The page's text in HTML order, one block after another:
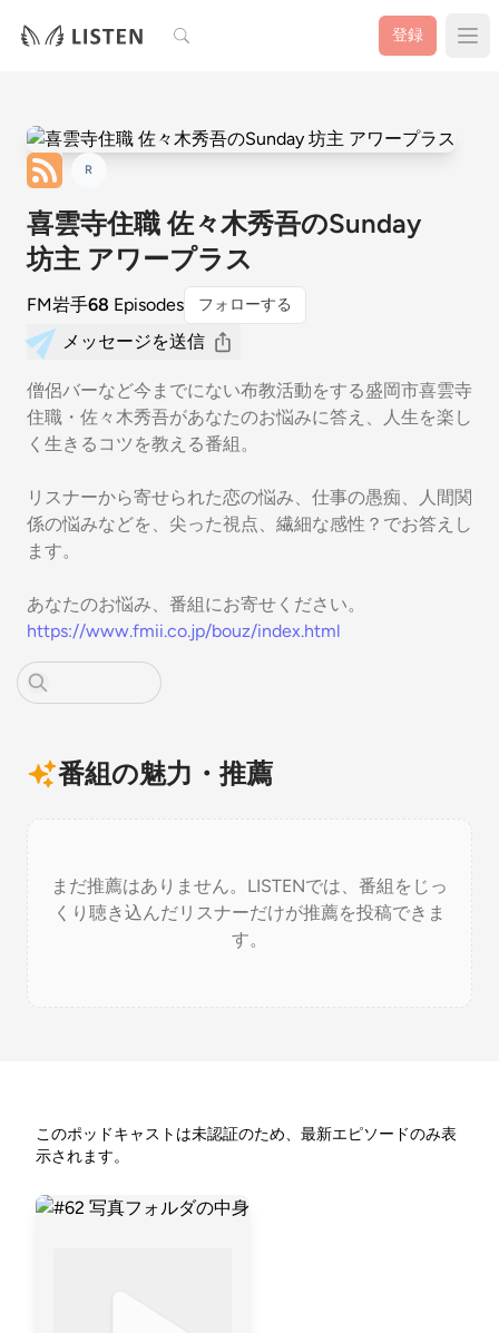
検索 登録
R
喜雲寺住職 佐々木秀吾のSunday
坊主 アワープラス
FM岩手68 Episodes フォローする
メッセージを送信
僧侶バーなど今までにない布教活動をする盛岡市喜雲寺
住職・佐々木秀吾があなたのお悩みに答え、人生を楽し
く生きるコツを教える番組。
リスナーから寄せられた恋の悩み、仕事の愚痴、人間関
係の悩みなどを、尖った視点、繊細な感性？でお答えし
ます。
あなたのお悩み、番組にお寄せください。
https://www.fmii.co.jp/bouz/index.html
番組の魅力・推薦
まだ推薦はありません。LISTENでは、番組をじっ
くり聴き込んだリスナーだけが推薦を投稿できま
す。
このポッドキャストは未認証のため、最新エピソードのみ表
示されます。